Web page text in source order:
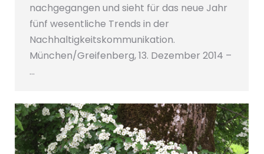
nachgegangen und sieht für das neue Jahr
fünf wesentliche Trends in der
Nachhaltigkeitskommunikation.
München/Greifenberg, 13. Dezember 2014 –
…